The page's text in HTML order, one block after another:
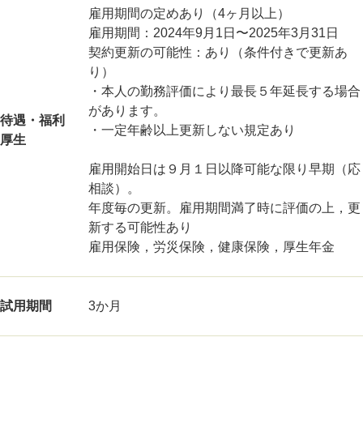
待遇・福利
厚生
雇用期間の定めあり（4ヶ月以上）
雇用期間：2024年9月1日〜2025年3月31日
契約更新の可能性：あり（条件付きで更新あ
り）
・本人の勤務評価により最長５年延長する場合
があります。
・一定年齢以上更新しない規定あり
雇用開始日は９月１日以降可能な限り早期（応
相談）。
年度毎の更新。雇用期間満了時に評価の上，更
新する可能性あり
雇用保険，労災保険，健康保険，厚生年金
試用期間 3か月